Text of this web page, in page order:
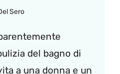
Sero
del bagno di
a una donna e un